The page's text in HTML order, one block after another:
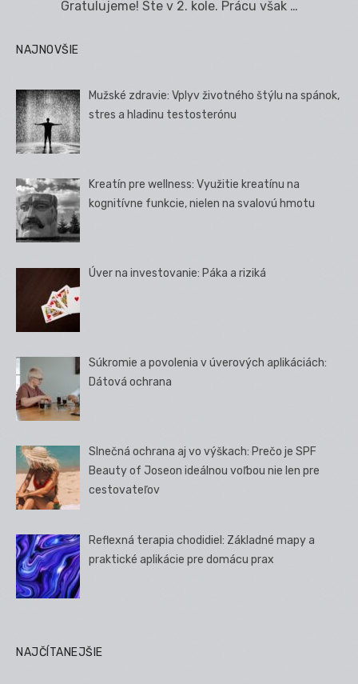
Gratulujeme! Ste v 2. kole. Prácu však …
NAJNOVŠIE
Mužské zdravie: Vplyv životného štýlu na spánok,
stres a hladinu testosterónu
Kreatín pre wellness: Využitie kreatínu na
kognitívne funkcie, nielen na svalovú hmotu
Úver na investovanie: Páka a riziká
Súkromie a povolenia v úverových aplikáciách:
Dátová ochrana
Slnečná ochrana aj vo výškach: Prečo je SPF
Beauty of Joseon ideálnou voľbou nie len pre
cestovateľov
Reflexná terapia chodidiel: Základné mapy a
praktické aplikácie pre domácu prax
NAJČÍTANEJŠIE